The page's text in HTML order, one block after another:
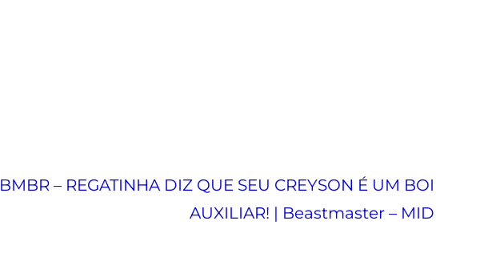
BMBR – REGATINHA DIZ QUE SEU CREYSON É UM BOI
AUXILIAR! | Beastmaster – MID